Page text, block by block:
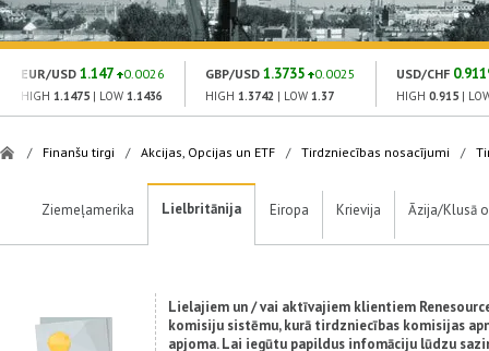
EUR/USD 1.147 0.0026
HIGH 1.1475 | LOW 1.1436
GBP/USD 1.3735 0.0025
HIGH 1.3742 | LOW 1.37
USD/CHF
HIGH 0.915 |
/ Finanšu tirgi / Akcijas, Opcijas un ETF / Tirdzniecības nosacījumi /
Ziemeļamerika Lielbritānija Eiropa Krievija Āzija/Klusā
Lielajiem un / vai aktīvajiem klientiem
komisiju sistēmu, kurā tirdzniecības komisijas
apjoma. Lai iegūtu papildus infomāciju lūdzu